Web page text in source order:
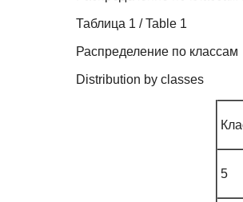
Таблица 1 /Table 1
Распределение по классам
Distribution by classes
5